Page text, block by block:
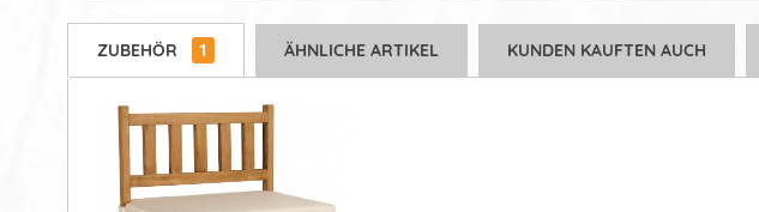
ZUBEHÖR 1 ÄHNLICHE ARTIKEL KUNDEN KAUFTEN AUCH